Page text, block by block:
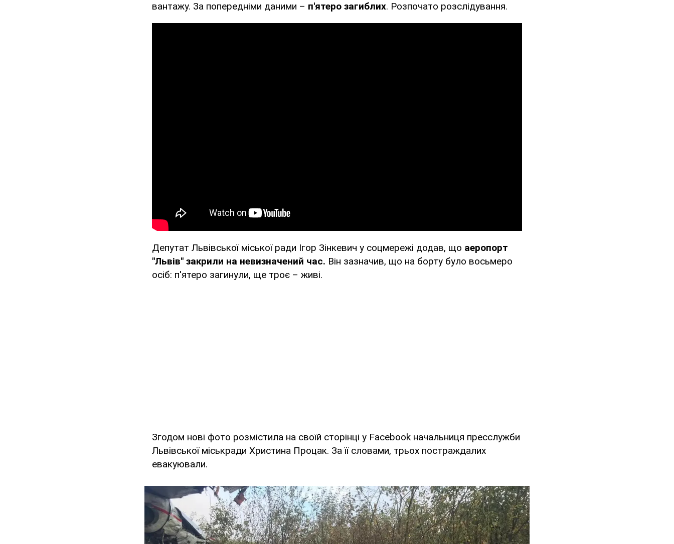
вантажу. За попередніми даними – п'ятеро загиблих. Розпочато розслідування.
Депутат Львівської міської ради Ігор Зінкевич у соцмережі додав, що аеропорт
"Львів" закрили на невизначений час. Він зазначив, що на борту було восьмеро
осіб: п'ятеро загинули, ще троє – живі.
Згодом нові фото розмістила на своїй сторінці у Facebook начальниця пресслужби
Львівської міськради Христина Процак. За її словами, трьох постраждалих
евакуювали.